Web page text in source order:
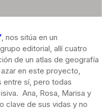
, nos sitúa en un
editorial, allí cuatro
de un atlas de geografía
en este proyecto,
entre sí, pero todas
Ana, Rosa, Marisa y
clave de sus vidas y no